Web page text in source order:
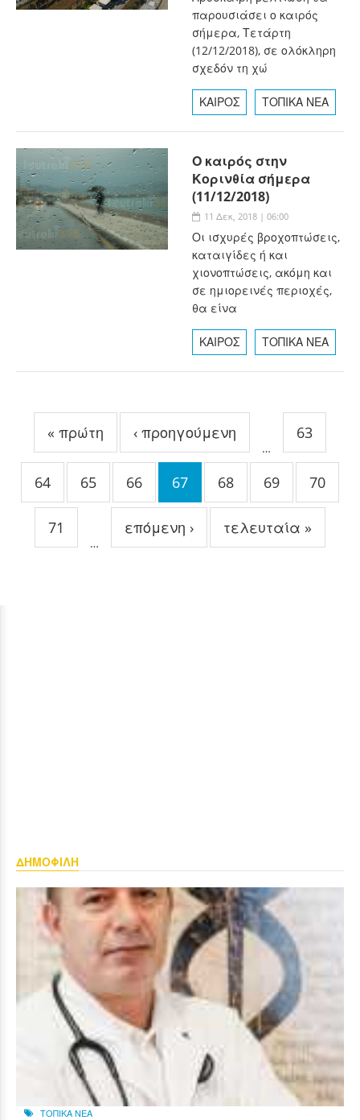
παρουσιάσει ο καιρός
σήμερα, Τετάρτη
(12/12/2018), σε ολόκληρη
σχεδόν τη χώ
ΚΑΙΡΟΣ ΤΟΠΙΚΑ ΝΕΑ
Ο καιρός στην
Κορινθία σήμερα
(11/12/2018)
11 Δεκ, 2018 | 06:00
Οι ισχυρές βροχοπτώσεις,
καταιγίδες ή και
χιονοπτώσεις, ακόμη και
σε ημιορεινές περιοχές,
θα είνα
ΚΑΙΡΟΣ ΤΟΠΙΚΑ ΝΕΑ
« πρώτη ‹ προηγούμενη
…
63
64 65 66 67 68 69 70
71
…
επόμενη › τελευταία »
ΔΗΜΟΦΙΛΗ
ΤΟΠΙΚΑ ΝΕΑ